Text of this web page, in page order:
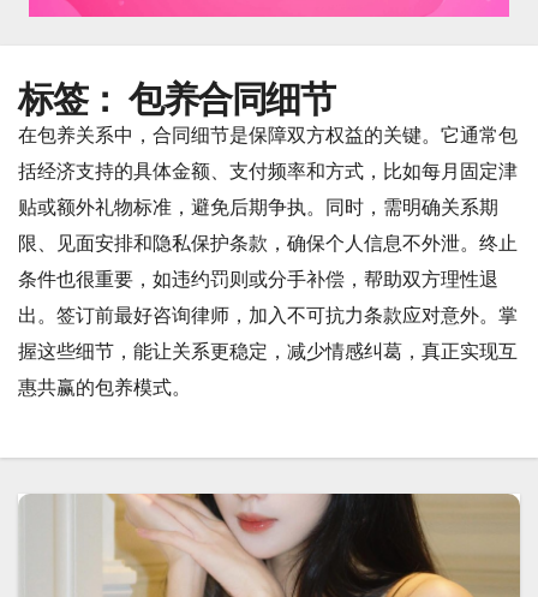
标签： 包养合同细节
在包养关系中，合同细节是保障双方权益的关键。它通常包
括经济支持的具体金额、支付频率和方式，比如每月固定津
贴或额外礼物标准，避免后期争执。同时，需明确关系期
限、见面安排和隐私保护条款，确保个人信息不外泄。终止
条件也很重要，如违约罚则或分手补偿，帮助双方理性退
出。签订前最好咨询律师，加入不可抗力条款应对意外。掌
握这些细节，能让关系更稳定，减少情感纠葛，真正实现互
惠共赢的包养模式。